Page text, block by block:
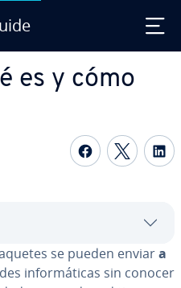
es y cómo
Compartir
se pueden enviara
in­fo­r­má­ti­cas sin conocer